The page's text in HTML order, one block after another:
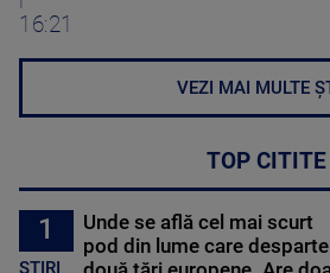
16:21
VEZI MAI MULTE
TOP CITITE
1
STIRI
Unde se află cel mai scurt
pod din lume care desparte